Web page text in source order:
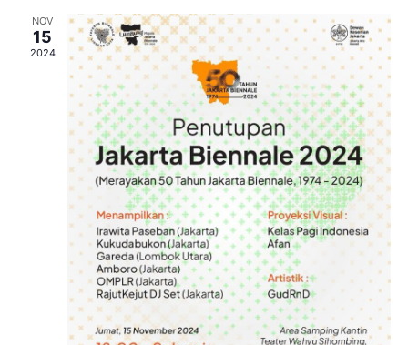
NOV
15
2024